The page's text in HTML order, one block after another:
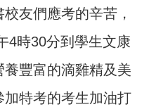
友們應考的辛苦，
4時30分到學生文康
豐富的滴雞精及美
特考的考生加油打